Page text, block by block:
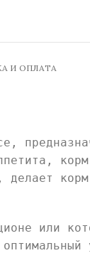
И ОПЛАТА
или